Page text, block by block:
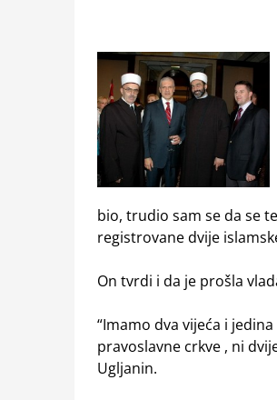
bio, trudio sam se da se
registrovane dvije
On tvrdi i da je prošla
“Imamo dva vijeća i
pravoslavne crkve , ni
Ugljanin.